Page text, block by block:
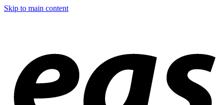
Skip to main content